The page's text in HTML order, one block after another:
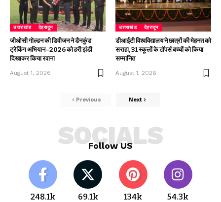
उत्तराखंड देहरादून
जीओसी गोल्डन की डिवीजन ने डैनकुंड
ट्रेकिंग अभियान–2026 को हरी झंडी
दिखाकर किया रवाना
August 1, 2026
उत्तराखंड देहरादून
डीआईटी विश्वविद्यालय ने छात्रों की मेहनत को
सराहा, 31 स्कूलों के टॉपर्स बच्चों को किया
सम्मानित
August 1, 2026
Previous Next
Follow US
SOCIALS
248.1k 69.1k 134k 54.3k